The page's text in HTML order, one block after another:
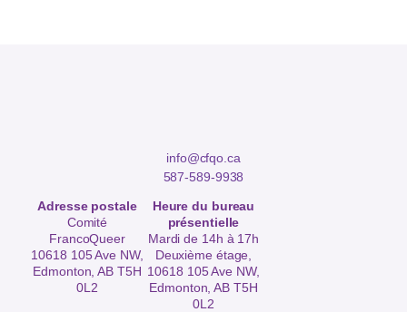
info@cfqo.ca
587-589-9938
Adresse postale
Comité
FrancoQueer
10618 105 Ave NW,
Edmonton, AB T5H
0L2
Heure du bureau
présentielle
Mardi de 14h à 17h
Deuxième étage,
10618 105 Ave NW,
Edmonton, AB T5H
0L2